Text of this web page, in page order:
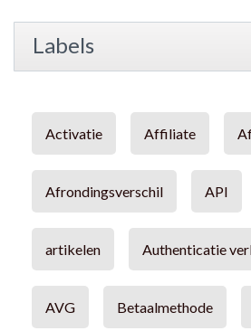
Labels
Activatie Affiliate
Afrondingsverschil API
artikelen Authenticatie
AVG Betaalmethode